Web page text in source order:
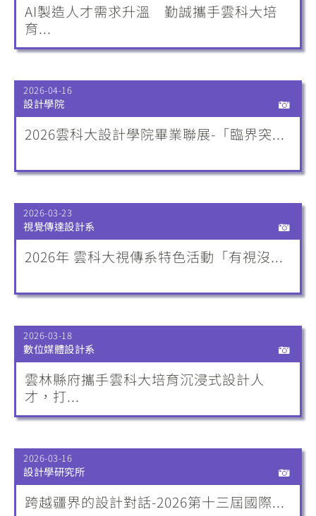
AI製造人才需求升溫 勤誠攜手雲科大培
育...
2026-04-16
設計學院
2026雲科大設計學院畢業聯展-「臨界突...
2026-03-23
視覺傳達設計系
2026年 雲科大視傳系特色活動「有視沒...
2026-03-18
數位媒體設計系
雲林縣府攜手雲科大培育沉浸式設計人
才，打...
2026-03-16
設計學研究所
跨越疆界的設計對話-2026第十三屆國際...